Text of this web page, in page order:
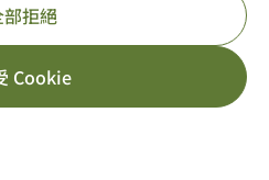
Cookie
拒絕
名
獲豁免繳稅的慈善團體